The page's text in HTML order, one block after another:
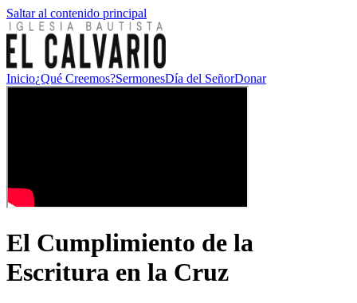
Saltar al contenido principal
Inicio¿Qué Creemos?SermonesDía del SeñorDonar
El Cumplimiento de la
Escritura en la Cruz